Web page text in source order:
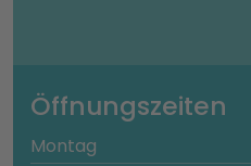
Öffnungszeiten
Montag